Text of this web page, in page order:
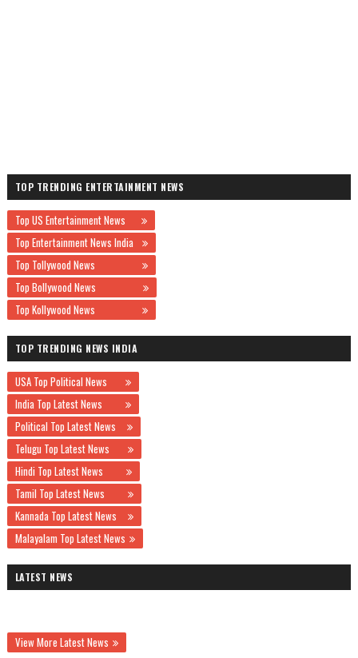
TOP TRENDING ENTERTAINMENT NEWS
Top US Entertainment News
Top Entertainment News India
Top Tollywood News
Top Bollywood News
Top Kollywood News
TOP TRENDING NEWS INDIA
USA Top Political News
India Top Latest News
Political Top Latest News
Telugu Top Latest News
Hindi Top Latest News
Tamil Top Latest News
Kannada Top Latest News
Malayalam Top Latest News
LATEST NEWS
View More Latest News